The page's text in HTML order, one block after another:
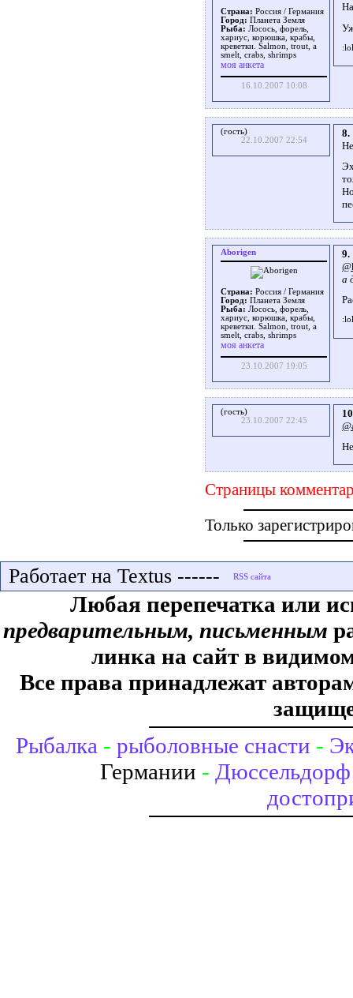
Страна: Россия / Германия
Город: Планета Земля
Рыба: Лосось, форель,
хариус, корюшка, крабы,
креветки. Salmon, trout, a
smelt, crabs, shrimps
моя анкета
16.10.2007 10:08
(гость)
22.10.2007 22:54
8.
Aborigen
Страна: Россия / Германия
Город: Планета Земля
Рыба: Лосось, форель,
хариус, корюшка, крабы,
креветки. Salmon, trout, a
smelt, crabs, shrimps
моя анкета
23.10.2007 19:05
9.
а
(гость)
23.10.2007 22:45
Страницы
Только
Работает на Textus ------
Любая перепечатка или
предварительным, письменным
линка на сайт в
Все права принадлежат
Рыбалка - рыболовные снасти -
Германии - Дюссельдорф